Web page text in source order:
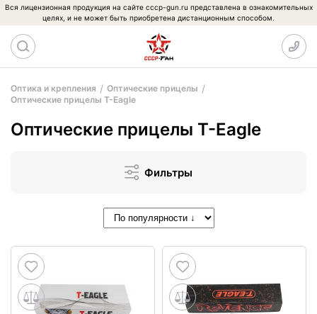
Вся лицензионная продукция на сайте cccp-gun.ru представлена в ознакомительных
целях, и не может быть приобретена дистанционным способом.
Оптика и крепления
Оптические прицелы
Оптические прицелы T-Eagle
Оптические прицелы T-Eagle
Фильтры